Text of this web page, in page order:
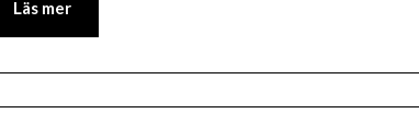
Läs mer